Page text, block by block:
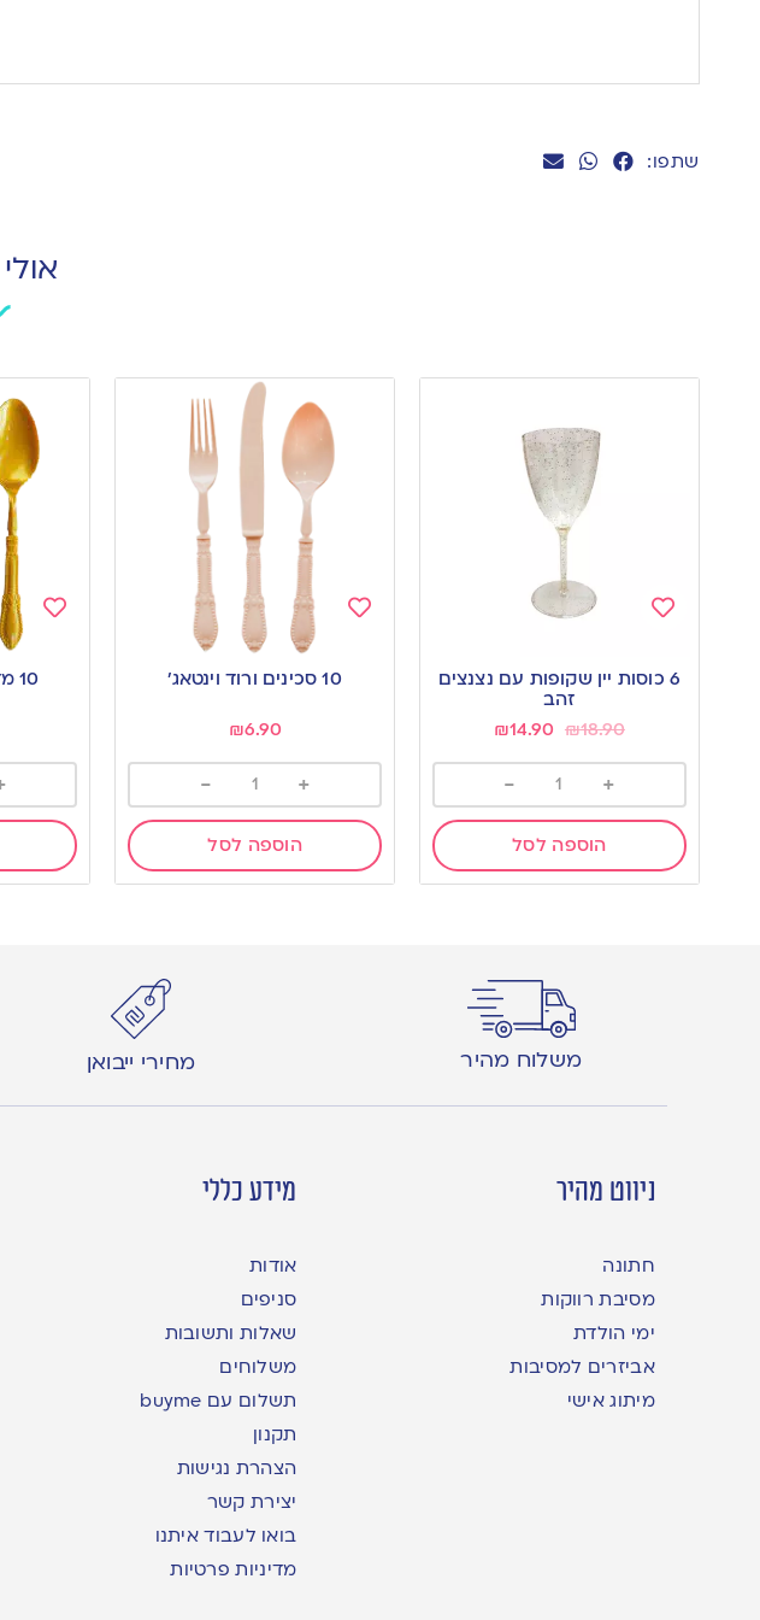
שתפו:
to
6 כוסות יין שקופות עם נצנצים
זהב
₪18.90
₪14.90
+
-
הוספה לסל
10 סכינים ורוד וינטאג’
₪6.90
+
-
הוספה לסל
10 מזלגות זהב וינטאג’
משלוח מהיר מחירי ייבואן
ניווט מהיר
חתונה
מסיבת רווקות
ימי הולדת
אביזרים למסיבות
מיתוג אישי
מידע כללי
אודות
סניפים
שאלות ותשובות
משלוחים
תשלום עם buyme
תקנון
הצהרת נגישות
יצירת קשר
בואו לעבוד איתנו
מדיניות פרטיות